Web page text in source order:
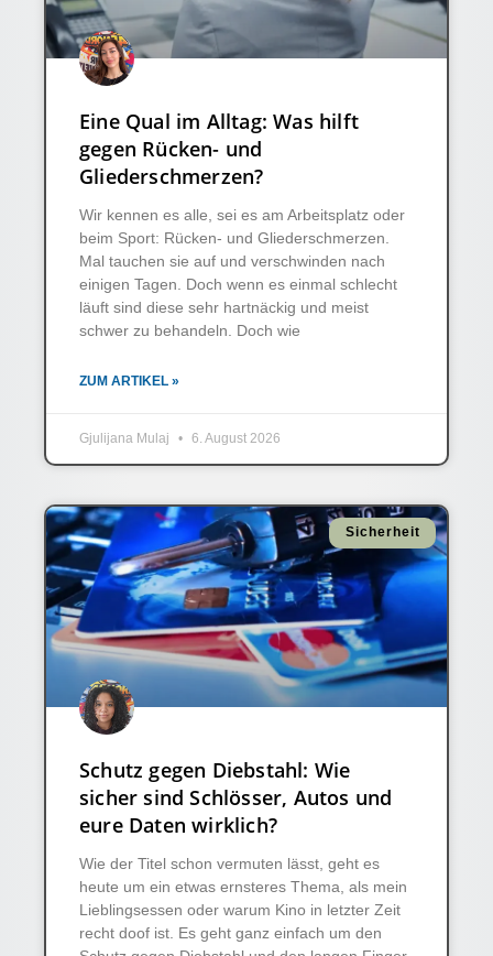
Eine Qual im Alltag: Was hilft
gegen Rücken- und
Gliederschmerzen?
Wir kennen es alle, sei es am Arbeitsplatz oder
beim Sport: Rücken- und Gliederschmerzen.
Mal tauchen sie auf und verschwinden nach
einigen Tagen. Doch wenn es einmal schlecht
läuft sind diese sehr hartnäckig und meist
schwer zu behandeln. Doch wie
ZUM ARTIKEL »
Gjulijana Mulaj 6. August 2026
Sicherheit
Schutz gegen Diebstahl: Wie
sicher sind Schlösser, Autos und
eure Daten wirklich?
Wie der Titel schon vermuten lässt, geht es
heute um ein etwas ernsteres Thema, als mein
Lieblingsessen oder warum Kino in letzter Zeit
recht doof ist. Es geht ganz einfach um den